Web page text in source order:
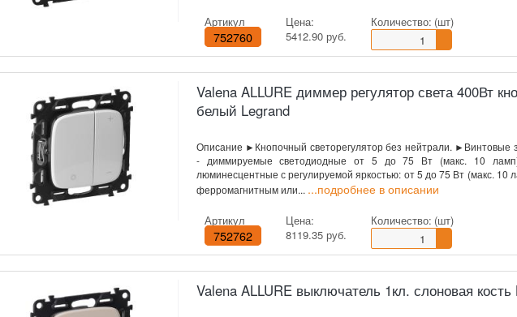
Артикул
752760
Цена:
5412.90 руб.
Количество: (шт)
Valena ALLURE диммер регулятор света 400Вт
белый Legrand
Описание ►Кнопочный светорегулятор без нейтрали.
- диммируемые светодиодные от 5 до 75 Вт (макс. 10
люминесцентные с регулируемой яркостью: от 5 до 75 Вт (макс.
ферромагнитным или... ...подробнее в описании
Артикул
752762
Цена:
8119.35 руб.
Количество: (шт)
Valena ALLURE выключатель 1кл. слоновая кость